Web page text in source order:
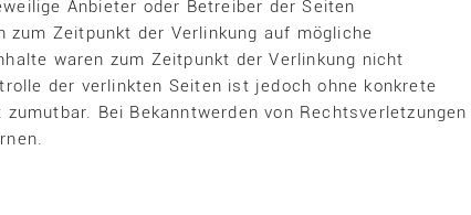
Anbieter oder Betreiber der Seiten
Zeitpunkt der Verlinkung auf mögliche
waren zum Zeitpunkt der Verlinkung nicht
der verlinkten Seiten ist jedoch ohne konkrete
Bei Bekanntwerden von Rechtsverletzungen